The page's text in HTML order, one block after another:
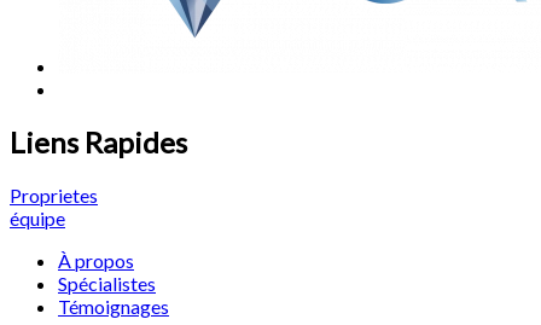
Liens Rapides
Proprietes
équipe
À propos
Spécialistes
Témoignages